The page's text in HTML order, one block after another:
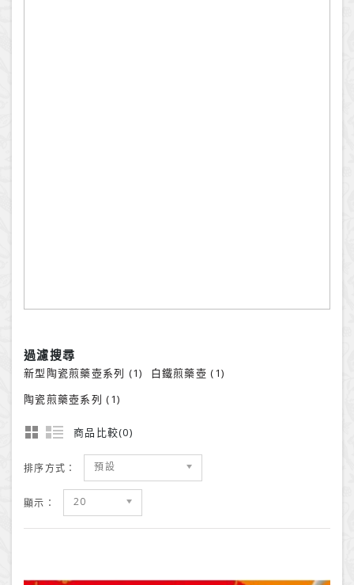
過濾搜尋
新型陶瓷煎藥壺系列 (1)
白鐵煎藥壺 (1)
陶瓷煎藥壺系列 (1)
商品比較(0)
排序方式： 預設
顯示： 20